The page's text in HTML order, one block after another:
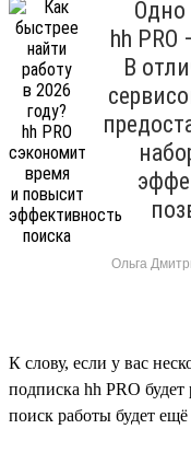
Одно
hh
В
Ольга
К слову, если у вас
подписка hh PRO будет
поиск работы будет ещё